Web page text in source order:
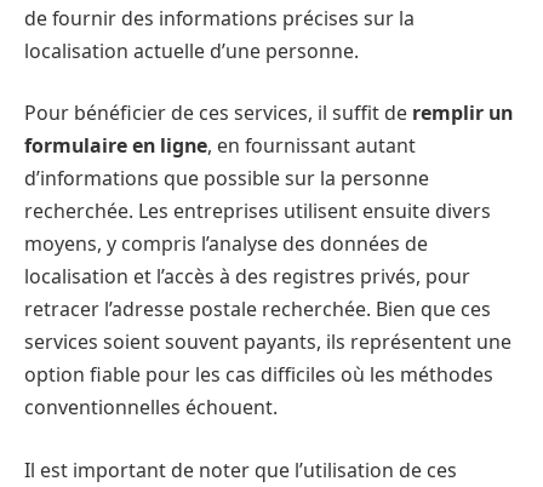
de fournir des informations précises sur la
localisation actuelle d’une personne.
Pour bénéficier de ces services, il suffit de remplir un
formulaire en ligne, en fournissant autant
d’informations que possible sur la personne
recherchée. Les entreprises utilisent ensuite divers
moyens, y compris l’analyse des données de
localisation et l’accès à des registres privés, pour
retracer l’adresse postale recherchée. Bien que ces
services soient souvent payants, ils représentent une
option fiable pour les cas difficiles où les méthodes
conventionnelles échouent.
Il est important de noter que l’utilisation de ces